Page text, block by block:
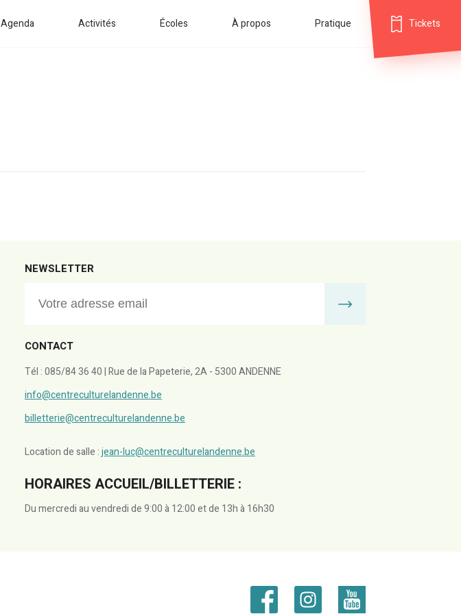
Agenda Activités Écoles À propos Pratique Tickets
NEWSLETTER
CONTACT
Tél : 085/84 36 40 | Rue de la Papeterie, 2A - 5300 ANDENNE
info@centreculturelandenne.be
billetterie@centreculturelandenne.be
Location de salle :jean-luc@centreculturelandenne.be
HORAIRES ACCUEIL/BILLETTERIE :
Du mercredi au vendredi de 9:00 à 12:00 et de 13h à 16h30